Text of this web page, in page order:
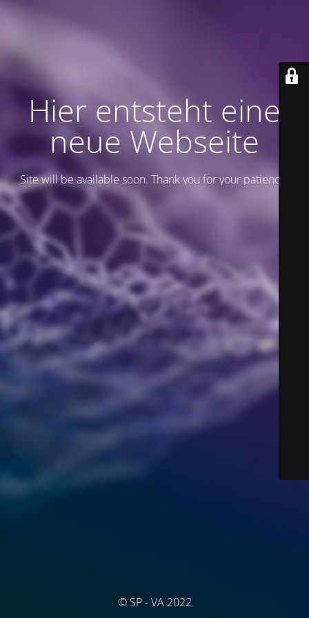
Hier entsteht eine
neue Webseite
Site will be available soon. Thank you for your patience!
© SP - VA 2022